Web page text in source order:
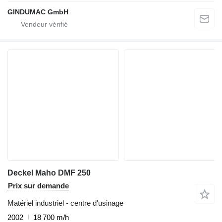
GINDUMAC GmbH
Deckel Maho DMF 250
Prix sur demande
Matériel industriel - centre d'usinage
2002
18 700 m/h